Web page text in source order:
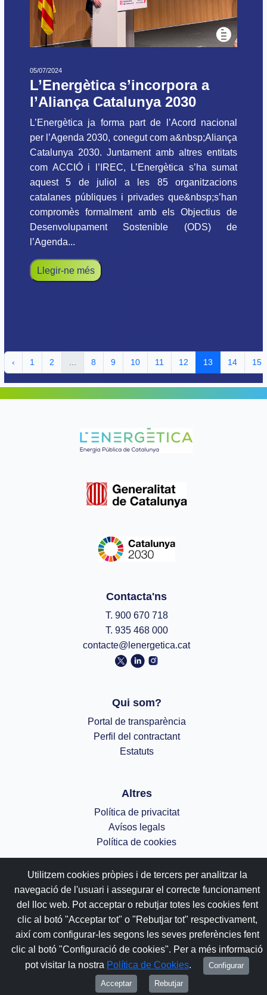
05/07/2024
L’Energètica s’incorpora a
l’Aliança Catalunya 2030
L’Energètica ja forma part de l’Acord nacional
per l’Agenda 2030, conegut com a&nbsp;Aliança
Catalunya 2030. Juntament amb altres entitats
com ACCIÓ i l’IREC, L’Energètica s’ha sumat
aquest 5 de juliol a les 85 organitzacions
catalanes públiques i privades que&nbsp;s’han
compromès formalment amb els Objectius de
Desenvolupament Sostenible (ODS) de
l’Agenda...
Llegir-ne més
‹ 1 2 8 9 10 11 12 13 14 15
Contacta'ns
T. 900 670 718
T. 935 468 000
contacte@lenergetica.cat
Qui som?
Portal de transparència
Perfil del contractant
Estatuts
Altres
Política de privacitat
Avísos legals
Política de cookies
Utilitzem cookies pròpies i de tercers per analitzar la
navegació de l'usuari i assegurar el correcte funcionament
del lloc web. Pot acceptar o rebutjar totes les cookies fent
clic al botó "Acceptar tot" o "Rebutjar tot" respectivament,
així com configurar-les segons les seves preferències fent
clic al botó "Configuració de cookies". Per a més informació
pot visitar la nostra Política de Cookies. Configurar
Acceptar Rebutjar